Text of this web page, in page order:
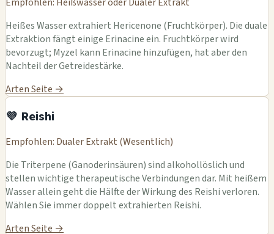
Empfohlen: Heißwasser oder Dualer Extrakt
Heißes Wasser extrahiert Hericenone (Fruchtkörper). Die duale
Extraktion fängt einige Erinacine ein. Fruchtkörper wird
bevorzugt; Myzel kann Erinacine hinzufügen, hat aber den
Nachteil der Getreidestärke.
Arten Seite →
💜 Reishi
Empfohlen: Dualer Extrakt (Wesentlich)
Die Triterpene (Ganoderinsäuren) sind alkohollöslich und
stellen wichtige therapeutische Verbindungen dar. Mit heißem
Wasser allein geht die Hälfte der Wirkung des Reishi verloren.
Wählen Sie immer doppelt extrahierten Reishi.
Arten Seite →